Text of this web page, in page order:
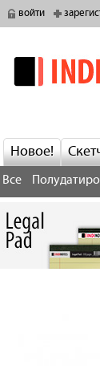
войти
Новое!
Все